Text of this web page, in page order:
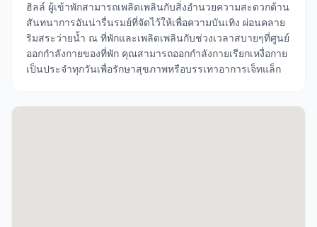
ฮิลล์ ผู้เข้าพักสามารถเพลิดเพลินกับสิ่งอำนวยความสะดวกด้าน
สันทนาการอันน่ารื่นรมย์ที่จัดไว้ให้เพื่อความบันเทิง ผ่อนคลาย
ริมสระว่ายน้ำ ณ ที่พักและเพลิดเพลินกับช่วงเวลาสบายๆที่ศูนย์
ออกกำลังกายของที่พัก คุณสามารถออกกำลังกายเรียกเหงื่อกาย
เป็นประจำทุกวันเพื่อรักษาสุขภาพหรือบรรเทาอาการเจ็ทแล็ก